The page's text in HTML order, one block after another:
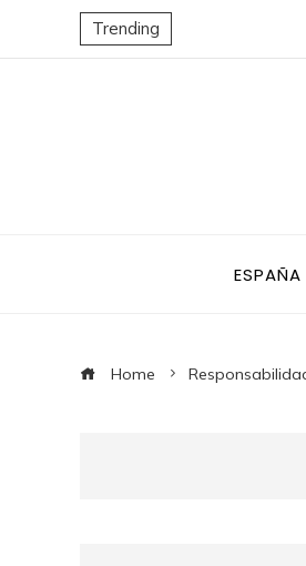
Trending
ESPAÑA
Home